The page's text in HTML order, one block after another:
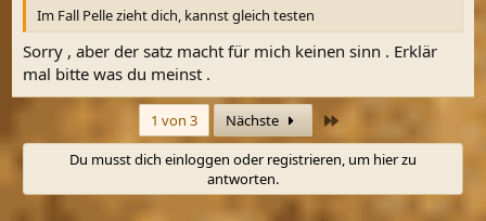
Im Fall Pelle zieht dich, kannst gleich testen
Sorry , aber der satz macht für mich keinen sinn . Erklär
mal bitte was du meinst .
1 von 3 Nächste
Du musst dich einloggen oder registrieren, um hier zu
antworten.